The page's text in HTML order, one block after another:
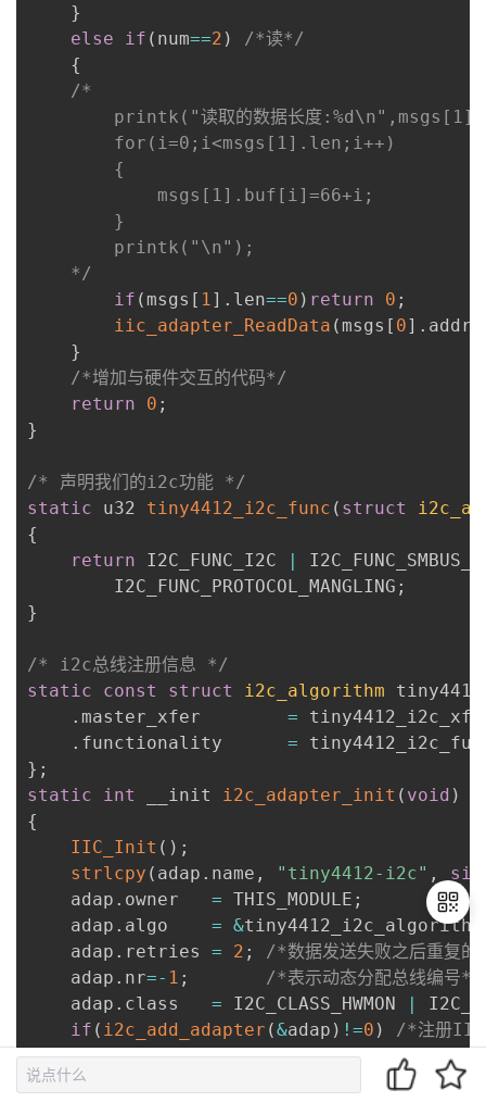
}
else
if ( num==2 )
/*读*/
{
/*
	*/
if ( msgs [ 1 ] . len==0 ) return 0 ;
iic_adapter_ReadData ( msgs [ 0] . addr
}
/*增加与硬件交互的代码*/
return
0 ;
}
/* 声明我们的i2c功能 */
static u32 tiny4412_i2c_func ( struct
{
return I2C_FUNC_I2C |
		I2C_FUNC_PROTOCOL_MANGLING
;
}
/* i2c总线注册信息 */
static
const struct i2c_algorithm
.
=
.
=
} ;
static
int __init i2c_adapter_init ( void )
{
IIC_Init ( ) ;
strlcpy ( adap . name , "tiny4412-i2c" ,
	adap
. owner = THIS_MODULE ;
	adap
. algo = &tiny4412_i2c_algorithm
	adap
. retries = 2 ;
/*数据发送失败之后重复
	adap
. nr=- 1 ;
/*表示动态分配总线编号*/
	adap
. class = I2C_CLASS_HWMON |
if ( i2c_add_adapter (&adap ) !=0 )
/*注册IIC
{